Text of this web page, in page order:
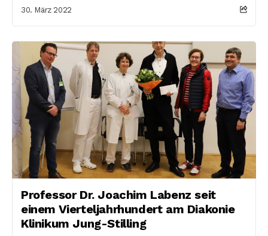
30. März 2022
Professor Dr. Joachim Labenz seit
einem Vierteljahrhundert am Diakonie
Klinikum Jung-Stilling